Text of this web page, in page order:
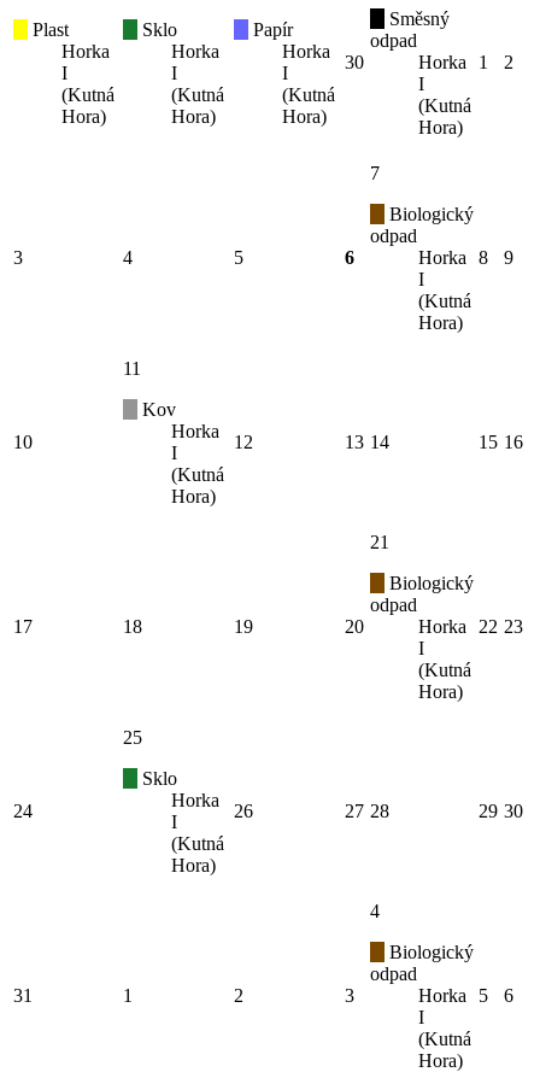
Plast
Horka
I
(Kutná
Hora)
Sklo
Horka
I
(Kutná
Hora)
Papír
Horka
I
(Kutná
Hora)
30
Směsný
odpad
Horka
I
(Kutná
Hora)
1 2
3 4 5 6
7
Biologický
odpad
Horka
I
(Kutná
Hora)
8 9
10
11
Kov
Horka
I
(Kutná
Hora)
12 13 14 15 16
17 18 19 20
21
Biologický
odpad
Horka
I
(Kutná
Hora)
22 23
24
25
Sklo
Horka
I
(Kutná
Hora)
26 27 28 29 30
31 1 2 3
4
Biologický
odpad
Horka
I
(Kutná
Hora)
5 6